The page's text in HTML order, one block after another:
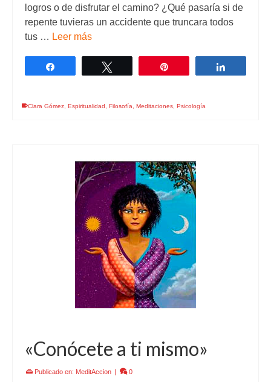
logros o de disfrutar el camino? ¿Qué pasaría si de
repente tuvieras un accidente que truncara todos
tus … Leer más
Clara Gómez Espiritualidad Filosofía Meditaciones Psicología
«Conócete a ti mismo»
Publicado en: MeditAccion | 0